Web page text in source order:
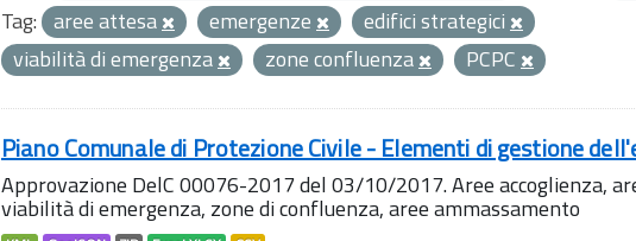
Tag: aree attesa emergenze
edifici strategici
viabilità di emergenza
zone confluenza PCPC
Piano Comunale di Protezione Civile - Elementi di gestione
Approvazione DelC 00076-2017 del 03/10/2017. Aree accoglienza,
viabilità di emergenza, zone di confluenza, aree ammassamento